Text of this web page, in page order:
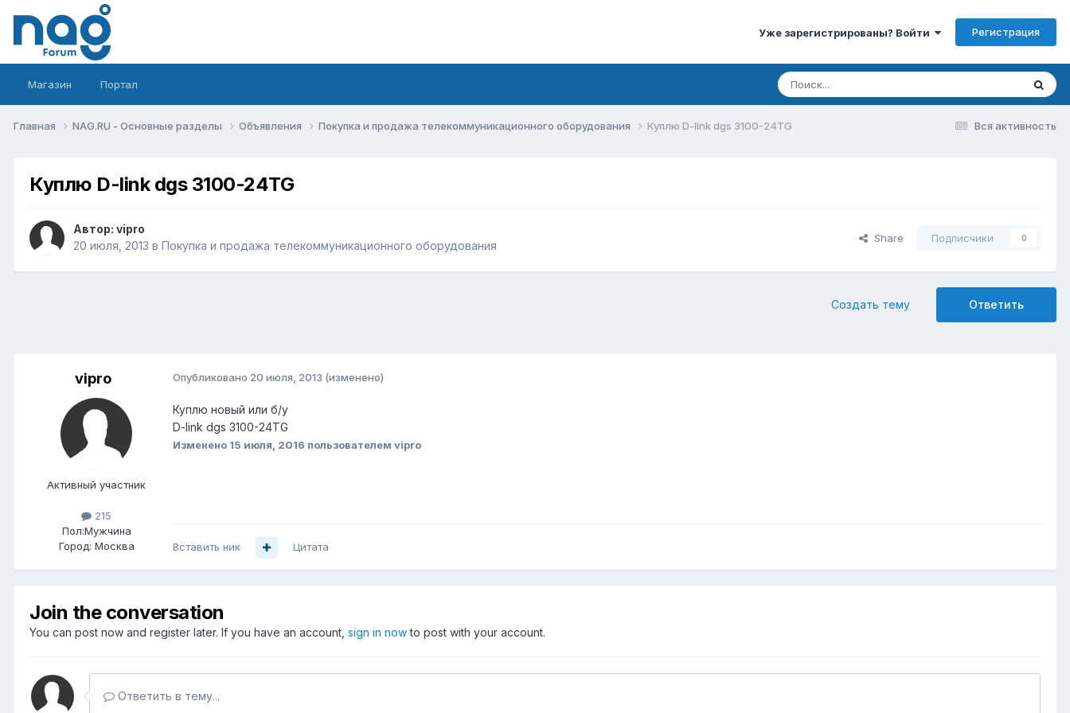
Уже зарегистрированы? Войти Регистрация
Магазин Портал
Вся активность
Главная NAG.RU - Основные разделы Объявления Покупка и продажа телекоммуникационного оборудования Куплю D-link dgs 3100-24TG
Куплю D-link dgs 3100-24TG
Автор: vipro
20 июля, 2013 в Покупка и продажа телекоммуникационного оборудования
Share Подписчики 0
Ответить
Создать тему
vipro
Активный участник
215
Пол:Мужчина
Город: Москва
Опубликовано 20 июля, 2013 (изменено)
Куплю новый или б/у
D-link dgs 3100-24TG
Изменено 15 июля, 2016 пользователем vipro
Вставить ник Цитата
Join the conversation
You can post now and register later. If you have an account, sign in nowto post with your account.
Ответить в тему...